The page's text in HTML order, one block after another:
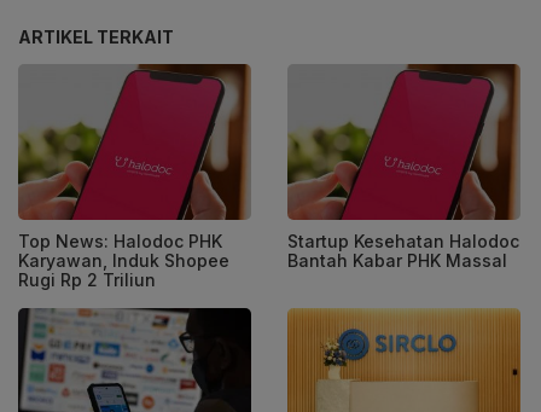
ARTIKEL TERKAIT
Top News: Halodoc PHK
Karyawan, Induk Shopee
Rugi Rp 2 Triliun
Startup Kesehatan Halodoc
Bantah Kabar PHK Massal